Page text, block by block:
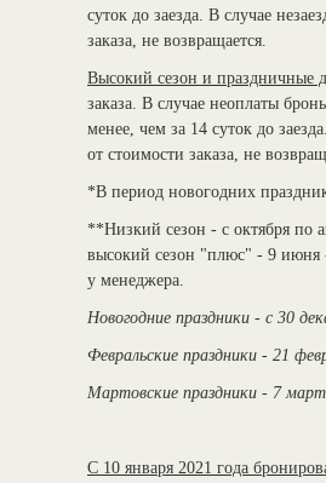
суток до заезда. В случае
заказа, не возвращается.
Высокий сезон и праздничные
заказа. В случае неоплаты
менее, чем за 14 суток до
от стоимости заказа, не
*В период новогодних
**Низкий сезон - с октября по
высокий сезон "плюс" - 9 июня
у менеджера.
Новогодние праздники - с 30
Февральские праздники - 21
Мартовские праздники - 7
С 10 января 2021 года